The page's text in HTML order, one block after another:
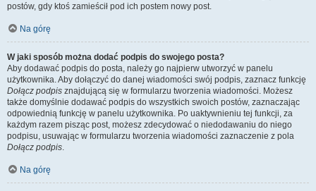
postów, gdy ktoś zamieścił pod ich postem nowy post.
Na górę
W jaki sposób można dodać podpis do swojego posta?
Aby dodawać podpis do posta, należy go najpierw utworzyć w panelu
użytkownika. Aby dołączyć do danej wiadomości swój podpis, zaznacz funkcję
Dołącz podpis znajdującą się w formularzu tworzenia wiadomości. Możesz
także domyślnie dodawać podpis do wszystkich swoich postów, zaznaczając
odpowiednią funkcję w panelu użytkownika. Po uaktywnieniu tej funkcji, za
każdym razem pisząc post, możesz zdecydować o niedodawaniu do niego
podpisu, usuwając w formularzu tworzenia wiadomości zaznaczenie z pola
Dołącz podpis.
Na górę